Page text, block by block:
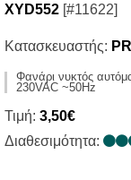
XYD552 [#11622]
Κατασκευαστής:
Φανάρι νυκτός
230VAC ~50Hz
Τιμή: 3,50€
Διαθεσιμότητα: